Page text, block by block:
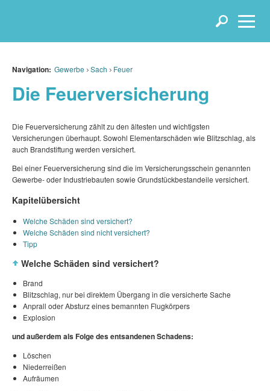
Navigation: Gewerbe Sach Feuer
Die Feuerversicherung
Die Feuerversicherung zählt zu den ältesten und wichtigsten
Versicherungen überhaupt. Sowohl Elementarschäden wie Blitzschlag, als
auch Brandstiftung werden versichert.
Bei einer Feuerversicherung sind die im Versicherungsschein genannten
Gewerbe- oder Industriebauten sowie Grundstückbestandeile versichert.
Kapitelübersicht
Welche Schäden sind versichert?
Welche Schäden sind nicht versichert?
Tipp
Welche Schäden sind versichert?
Brand
Blitzschlag, nur bei direktem Übergang in die versicherte Sache
Anprall oder Absturz eines bemannten Flugkörpers
Explosion
und außerdem als Folge des entsandenen Schadens:
Löschen
Niederreißen
Aufräumen